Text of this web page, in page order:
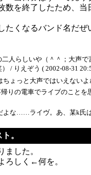
数を終了したため、
たくなるバンド名だぜ
人らしいや（＾＾；大声で
/ りえぞう ( 2002-08-31
ちょっと大声ではいえない
りの電車でライブのことを
よな……ライヴ。あ、某k氏
。
ました。
ろしく←何を。